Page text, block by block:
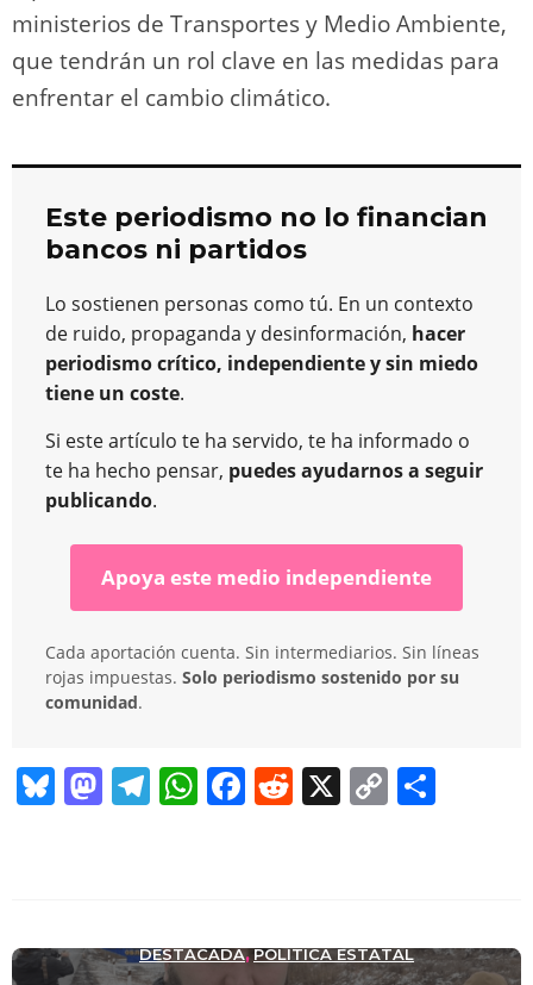
ministerios de Transportes y Medio Ambiente,
que tendrán un rol clave en las medidas para
enfrentar el cambio climático.
Este periodismo no lo financian
bancos ni partidos
Lo sostienen personas como tú. En un contexto
de ruido, propaganda y desinformación, hacer
periodismo crítico, independiente y sin miedo
tiene un coste.
Si este artículo te ha servido, te ha informado o
te ha hecho pensar, puedes ayudarnos a seguir
publicando.
Apoya este medio independiente
Cada aportación cuenta. Sin intermediarios. Sin líneas
rojas impuestas. Solo periodismo sostenido por su
comunidad.
Bl
y
M
d
T
a
W
A
F
b
R
t
X
C
Li ar
DESTACADA,POLÍTICA ESTATAL